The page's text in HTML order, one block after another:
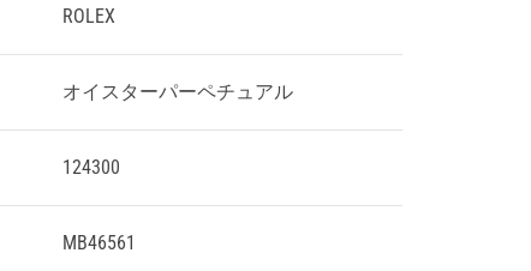
ROLEX
オイスターパーペチュアル
124300
MB46561